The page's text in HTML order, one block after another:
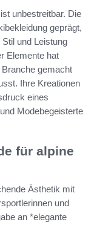
ist unbestreitbar. Die
geprägt,
und Leistung
Elemente hat
gemacht
Ihre Kreationen
eines
Modebegeisterte
für alpine
Ästhetik mit
und
an *elegante